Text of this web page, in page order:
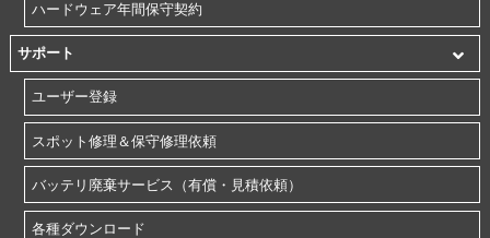
ハードウェア年間保守契約
サポート
ユーザー登録
スポット修理＆保守修理依頼
バッテリ廃棄サービス（有償・見積依頼）
各種ダウンロード